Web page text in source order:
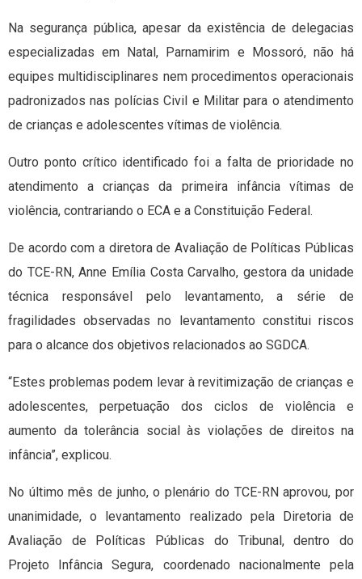
Na segurança pública, apesar da existência de delegacias
especializadas em Natal, Parnamirim e Mossoró, não há
equipes multidisciplinares nem procedimentos operacionais
padronizados nas polícias Civil e Militar para o atendimento
de crianças e adolescentes vítimas de violência.
Outro ponto crítico identificado foi a falta de prioridade no
atendimento a crianças da primeira infância vítimas de
violência, contrariando o ECA e a Constituição Federal.
De acordo com a diretora de Avaliação de Políticas Públicas
do TCE-RN, Anne Emília Costa Carvalho, gestora da unidade
técnica responsável pelo levantamento, a série de
fragilidades observadas no levantamento constitui riscos
para o alcance dos objetivos relacionados ao SGDCA.
“Estes problemas podem levar à revitimização de crianças e
adolescentes, perpetuação dos ciclos de violência e
aumento da tolerância social às violações de direitos na
infância”, explicou.
No último mês de junho, o plenário do TCE-RN aprovou, por
unanimidade, o levantamento realizado pela Diretoria de
Avaliação de Políticas Públicas do Tribunal, dentro do
Projeto Infância Segura, coordenado nacionalmente pela